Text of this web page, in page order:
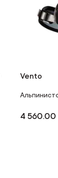
Vento
4 560.00